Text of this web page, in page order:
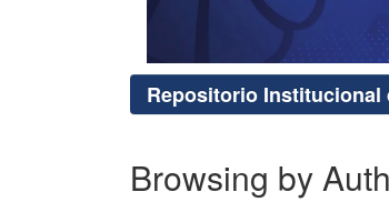
Repositorio Institucional
Browsing by